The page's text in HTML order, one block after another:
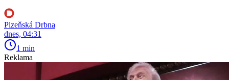
Plzeňská Drbna
dnes, 04:31
1 min
Reklama